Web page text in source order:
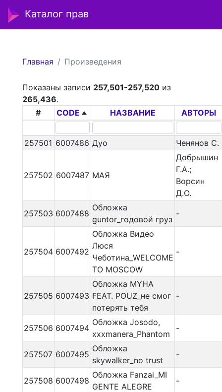
Каталог прав
Главная Произведения
Показаны записи 257,501-257,520из
265,436.
#
CODE НАЗВАНИЕ АВТОРЫ
257501 6007486 Дуо Ченянов С.
257502 6007487 МАЯ
Добрышин
Г.А.;
Ворсин
Д.О.
257503 6007488
Обложка
guntor_годовой груз
-
257504 6007492
Обложка Видео
Люся
Чеботина_WELCOME
TO MOSCOW
-
257505 6007493
Обложка MYHA
FEAT. POUZ_не смог
потерять тебя
-
257506 6007494
Обложка Josodo,
xxxmanera_Phantom
-
257507 6007495
Обложка
skywalker_no trust
-
257508 6007498
Обложка Fanzai_MI
GENTE ALEGRE
-